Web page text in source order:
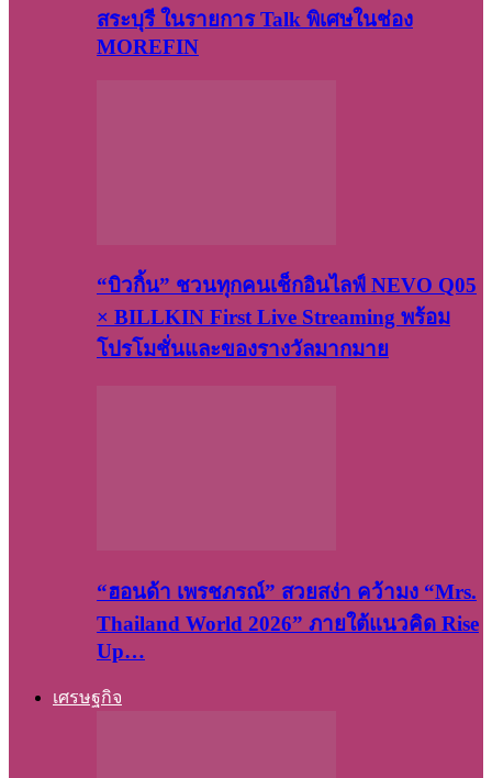
สระบุรี ในรายการ Talk พิเศษในช่อง
MOREFIN
“บิวกิ้น” ชวนทุกคนเช็กอินไลฟ์ NEVO Q05
× BILLKIN First Live Streaming พร้อม
โปรโมชั่นและของรางวัลมากมาย
“ฮอนด้า เพรชภรณ์” สวยสง่า คว้ามง “Mrs.
Thailand World 2026” ภายใต้แนวคิด Rise
Up…
เศรษฐกิจ